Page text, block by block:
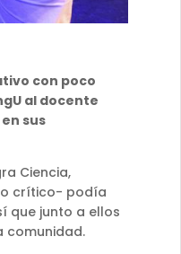
con poco
al docente
sus
Ciencia,
crítico- podía
que junto a ellos
comunidad.